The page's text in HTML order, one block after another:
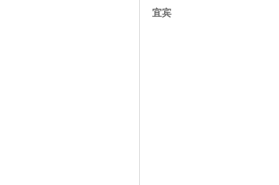
宜宾